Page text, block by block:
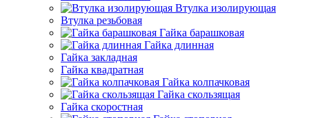
Втулка изолирующая
Втулка резьбовая
Гайка барашковая
Гайка длинная
Гайка закладная
Гайка квадратная
Гайка колпачковая
Гайка скользящая
Гайка скоростная